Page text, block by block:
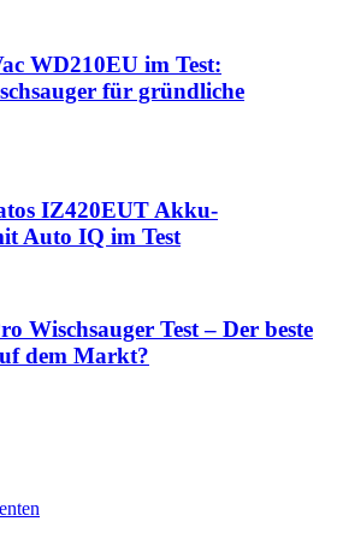
WD210EU im Test:
für gründliche
IZ420EUT Akku-
Auto IQ im Test
Wischsauger Test – Der beste
dem Markt?